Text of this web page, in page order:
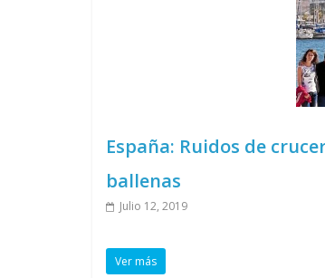
España: Ruidos de
ballenas
Julio 12, 2019
Ver más